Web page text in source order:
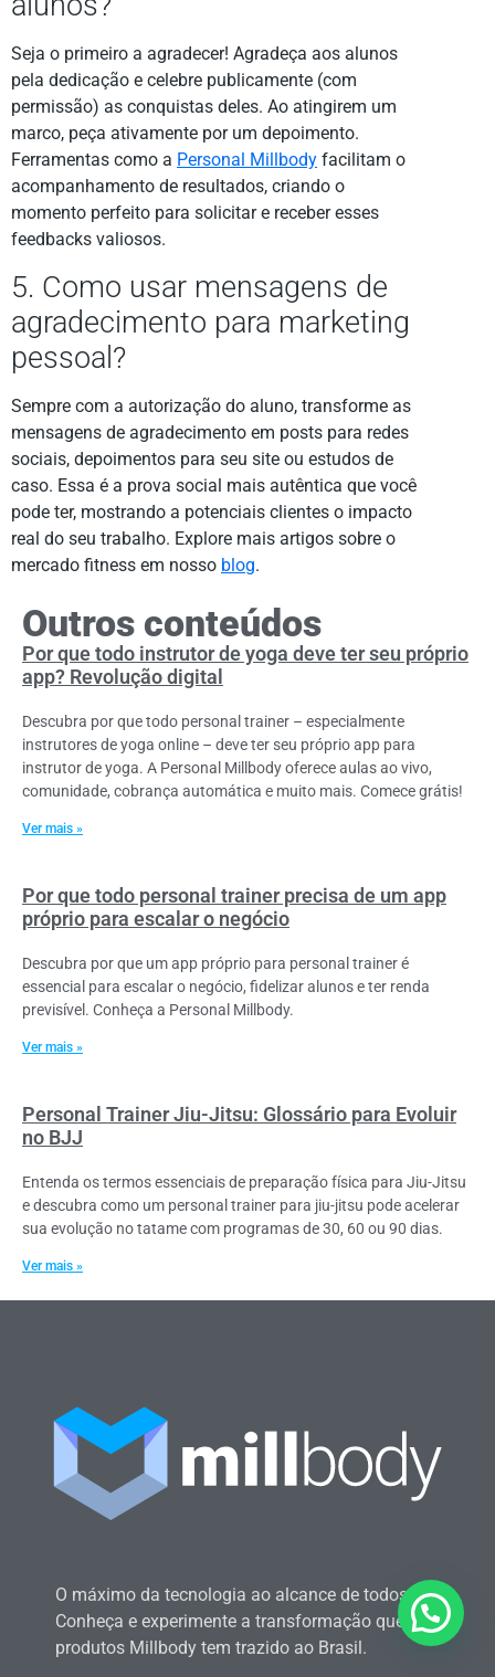
Seja o primeiro a agradecer! Agradeça aos alunos
pela dedicação e celebre publicamente (com
permissão) as conquistas deles. Ao atingirem um
marco, peça ativamente por um depoimento.
Ferramentas como a Personal Millbody facilitam o
acompanhamento de resultados, criando o
momento perfeito para solicitar e receber esses
feedbacks valiosos.
5. Como usar mensagens de
agradecimento para marketing
pessoal?
Sempre com a autorização do aluno, transforme as
mensagens de agradecimento em posts para redes
sociais, depoimentos para seu site ou estudos de
caso. Essa é a prova social mais autêntica que você
pode ter, mostrando a potenciais clientes o impacto
real do seu trabalho. Explore mais artigos sobre o
mercado fitness em nosso blog.
Outros conteúdos
Por que todo instrutor de yoga deve ter seu próprio
app? Revolução digital
Descubra por que todo personal trainer – especialmente
instrutores de yoga online – deve ter seu próprio app para
instrutor de yoga. A Personal Millbody oferece aulas ao vivo,
comunidade, cobrança automática e muito mais. Comece grátis!
Ver mais »
Por que todo personal trainer precisa de um app
próprio para escalar o negócio
Descubra por que um app próprio para personal trainer é
essencial para escalar o negócio, fidelizar alunos e ter renda
previsível. Conheça a Personal Millbody.
Ver mais »
Personal Trainer Jiu-Jitsu: Glossário para Evoluir
no BJJ
Entenda os termos essenciais de preparação física para Jiu-Jitsu
e descubra como um personal trainer para jiu-jitsu pode acelerar
sua evolução no tatame com programas de 30, 60 ou 90 dias.
Ver mais »
O máximo da tecnologia ao alcance de todos.
Conheça e experimente a transformação que os
produtos Millbody tem trazido ao Brasil.
Quer alguma ajuda?